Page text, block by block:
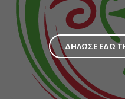
ΔΗΛΩΣΕ ΕΔΩ